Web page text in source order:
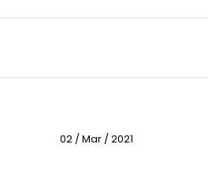
02 / Mar / 2021